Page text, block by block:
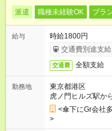
派遣 職種未経験OK ブラ
給与
時給1800円
交通費別途支給
交通費 全額支給
勤務地
東京都港区
虎ノ門ヒルズ駅か
<傘下にGr会社
>